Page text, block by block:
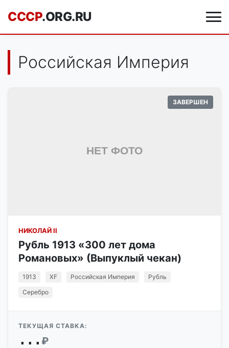
CCCP.ORG.RU
Российская Империя
ЗАВЕРШЕН
НИКОЛАЙ II
Рубль 1913 «300 лет дома
Романовых» (Выпуклый чекан)
1913 XF Российская Империя
Рубль
Серебро
ТЕКУЩАЯ СТАВКА:
... ₽